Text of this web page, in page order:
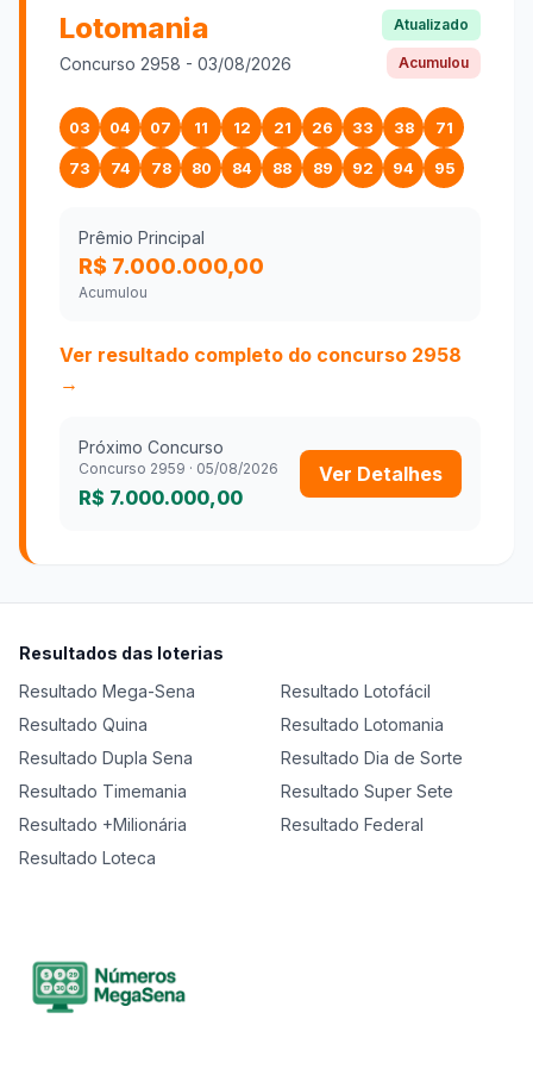
Lotomania
Concurso 2958 - 03/08/2026
Atualizado
Acumulou
03 04 07 11 12 21 26 33 38 71
73 74 78 80 84 88 89 92 94 95
Prêmio Principal
R$ 7.000.000,00
Acumulou
Ver resultado completo do concurso 2958
→
Próximo Concurso
Concurso 2959 · 05/08/2026
R$ 7.000.000,00
Ver Detalhes
Resultados das loterias
Resultado Mega-Sena Resultado Lotofácil
Resultado Quina Resultado Lotomania
Resultado Dupla Sena Resultado Dia de Sorte
Resultado Timemania Resultado Super Sete
Resultado +Milionária Resultado Federal
Resultado Loteca